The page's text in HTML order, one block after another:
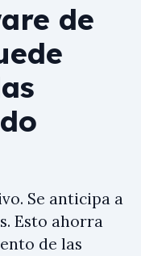
de
Se anticipa a
Esto ahorra
de las